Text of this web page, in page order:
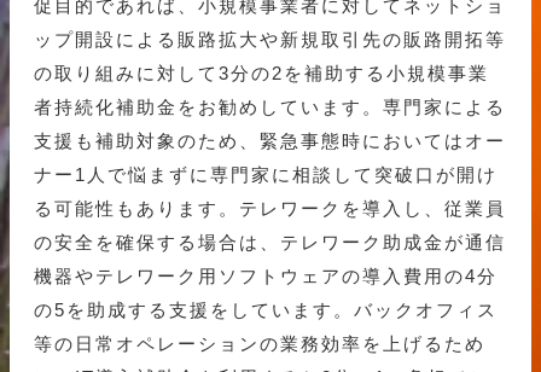
促目的であれば、小規模事業者に対してネットショ
ップ開設による販路拡大や新規取引先の販路開拓等
の取り組みに対して3分の2を補助する小規模事業
者持続化補助金をお勧めしています。専門家による
支援も補助対象のため、緊急事態時においてはオー
ナー1人で悩まずに専門家に相談して突破口が開け
る可能性もあります。テレワークを導入し、従業員
の安全を確保する場合は、テレワーク助成金が通信
機器やテレワーク用ソフトウェアの導入費用の4分
の5を助成する支援をしています。バックオフィス
等の日常オペレーションの業務効率を上げるため